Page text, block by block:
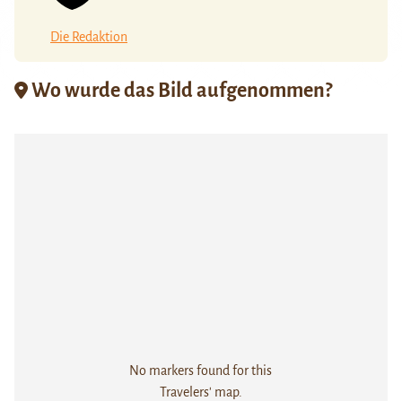
Die Redaktion
Wo wurde das Bild aufgenommen?
No markers found for this
Travelers' map.